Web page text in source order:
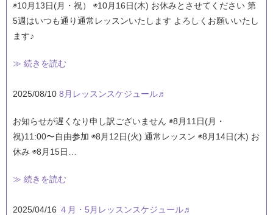
◉10月13日(月・祝） ◉10月16日(木) お休みとさせてください 第
5週はいつも通り通常レッスンいたします よろしくお願いいたし
ます♪
≫ 続きを読む
2025/08/10 8月レッスンスケジュール♬
お知らせが遅くなり申し訳ございません ◉8月11日(月・
祝)11:00〜自由参加 ◉8月12日(火) 通常レッスン ◉8月14日(木) お
休み ◉8月15日…
≫ 続きを読む
2025/04/16 ４月・5月レッスンスケジュール♬